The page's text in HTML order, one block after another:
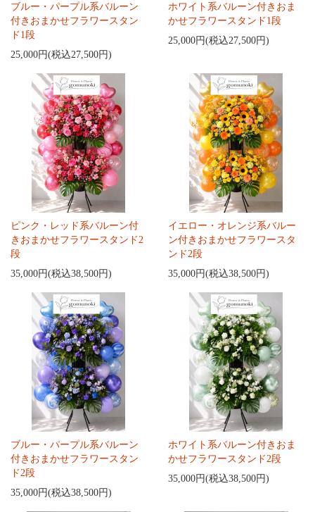
ブルー・パープル系バルーン
付きおまかせフラワースタン
ド1段
25,000円(税込27,500円)
ホワイト系バルーン付きおま
かせフラワースタンド1段
25,000円(税込27,500円)
ピンク・レッド系バルーン付
きおまかせフラワースタンド2
段
35,000円(税込38,500円)
イエロー・オレンジ系バルー
ン付きおまかせフラワースタ
ンド2段
35,000円(税込38,500円)
ブルー・パープル系バルーン
付きおまかせフラワースタン
ド2段
35,000円(税込38,500円)
ホワイト系バルーン付きおま
かせフラワースタンド2段
35,000円(税込38,500円)